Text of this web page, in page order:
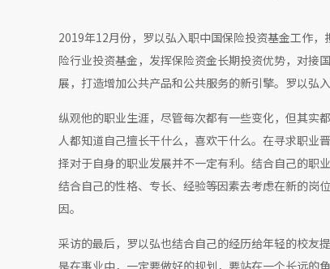
2019年12月份，罗以弘入职中国保险投资基金工作
险行业投资基金，发挥保险资金长期投资优势，对接
展，打造增加公共产品和公共服务的新引擎。罗以弘
纵观他的职业生涯，尽管每次都有一些变化，但其实
人都知道自己擅长干什么，喜欢干什么。在寻求职业
择对于自身的职业发展并不一定有利。结合自己的职
结合自己的性格、专长、经验等因素去考虑在新的岗
因。
采访的最后，罗以弘也结合自己的经历给年轻的校友